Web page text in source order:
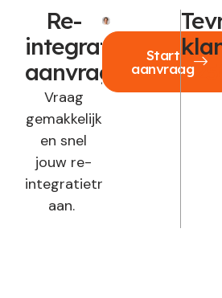
Re-
integratie
aanvragen?
Vraag
gemakkelijk
en snel
jouw re-
integratietraject
aan.
Start
aanvraag